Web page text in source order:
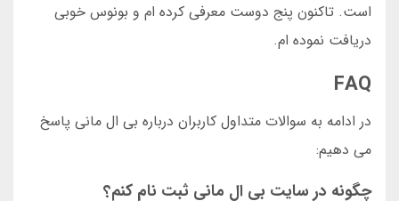
است. تاکنون پنج دوست معرفی کرده ام و بونوس خوبی
دریافت نموده ام.
FAQ
در ادامه به سوالات متداول کاربران درباره بی ال مانی پاسخ
می دهیم:
چگونه در سایت بی ال مانی ثبت نام کنم؟